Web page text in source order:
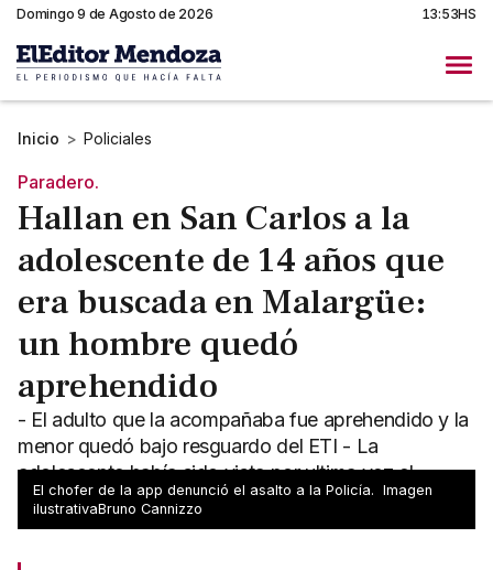
Domingo 9 de Agosto de 2026 13:53HS
Inicio > Policiales
Paradero.
Hallan en San Carlos a la
adolescente de 14 años que
era buscada en Malargüe:
un hombre quedó
aprehendido
- El adulto que la acompañaba fue aprehendido y la
menor quedó bajo resguardo del ETI - La
adolescente había sido vista por ultima vez el
miércoles en Malargüe
El chofer de la app denunció el asalto a la Policía. Imagen
ilustrativaBruno Cannizzo